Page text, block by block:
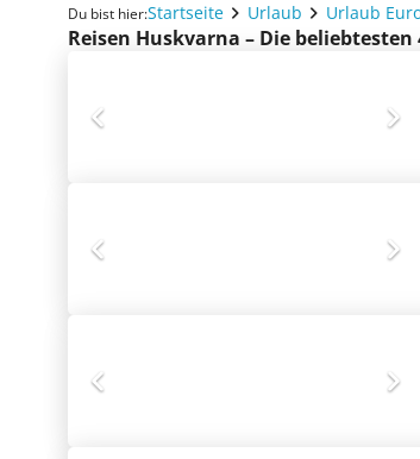
Du bist hier:Startseite Urlaub Urlaub
Reisen Huskvarna – Die